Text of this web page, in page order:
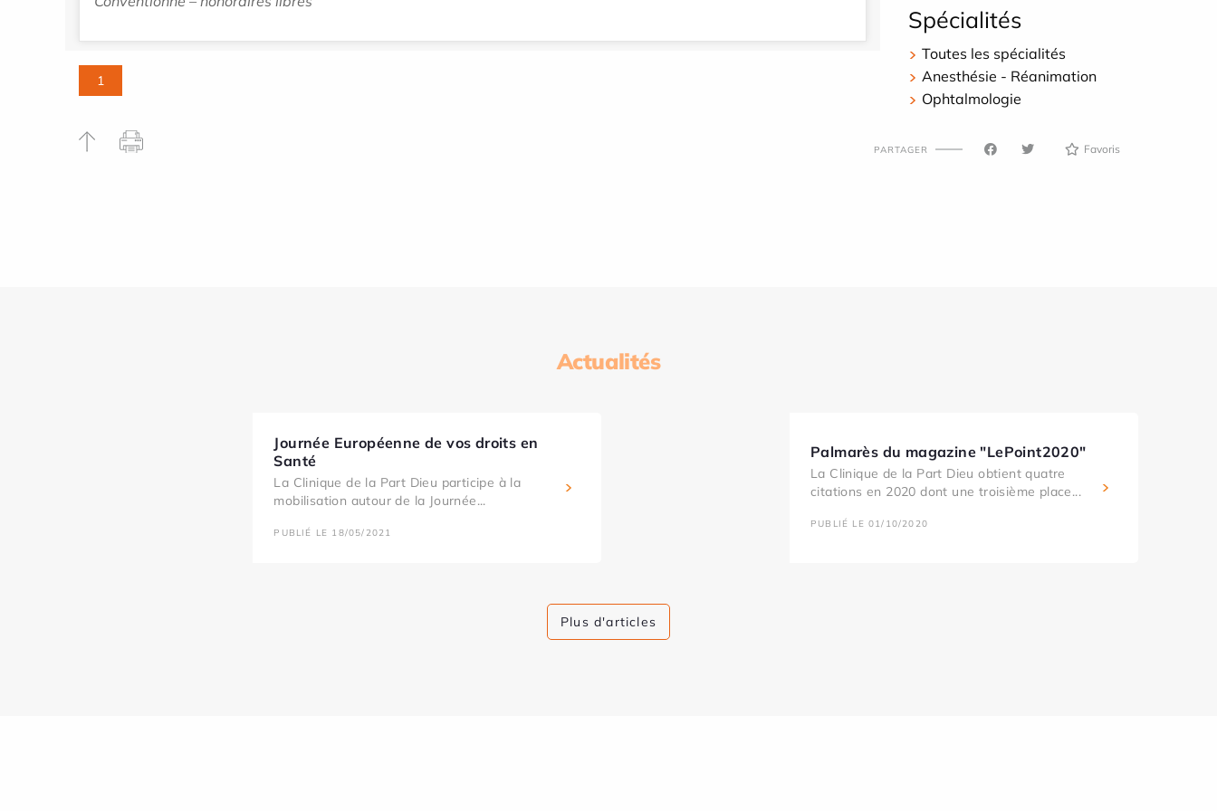
1
Spécialités
Toutes les spécialités
Anesthésie - Réanimation
Ophtalmologie
PARTAGER Favoris
Actualités
Journée Européenne de vos droits en
Santé
La Clinique de la Part Dieu participe à la
mobilisation autour de la Journée...
PUBLIÉ LE 18/05/2021
Palmarès du magazine "LePoint2020"
La Clinique de la Part Dieu obtient quatre
citations en 2020 dont une troisième place...
PUBLIÉ LE 01/10/2020
Plus d'articles